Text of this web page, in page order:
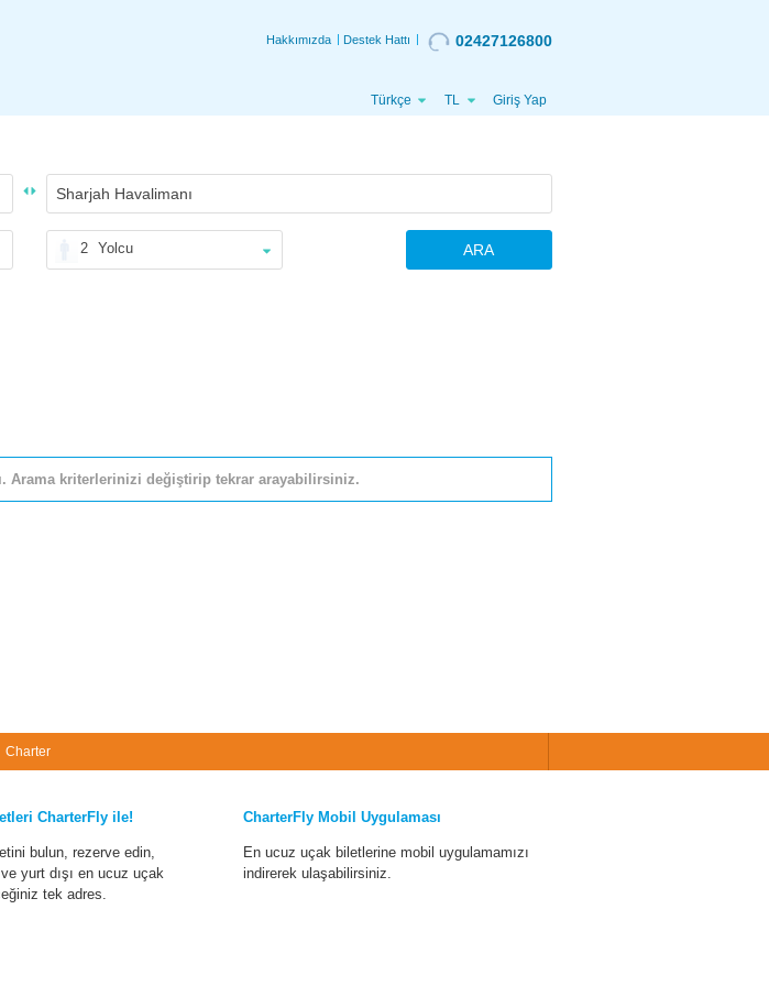
Hakkımızda Destek Hattı 02427126800
Türkçe TL Giriş Yap
2 Yolcu ARA
Arama kriterlerinizi değiştirip tekrar arayabilirsiniz.
Charter
CharterFly ile!
bulun, rezerve edin,
yurt dışı en ucuz uçak
tek adres.
CharterFly Mobil Uygulaması
En ucuz uçak biletlerine mobil uygulamamızı
indirerek ulaşabilirsiniz.